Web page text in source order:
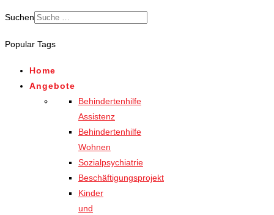
Suchen
for results.
Popular Tags
Home
Angebote
Behindertenhilfe
Assistenz
Behindertenhilfe
Wohnen
Sozialpsychiatrie
Beschäftigungsprojekt
Kinder
und